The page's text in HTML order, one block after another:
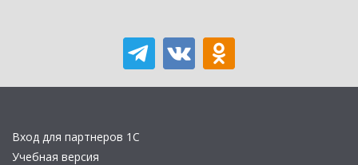
Вход для партнеров 1С
Учебная версия